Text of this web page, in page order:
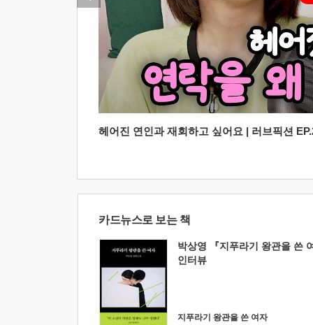
헤어진 연인과 재회하고 싶어요 | 러브픽션
카드뉴스로 보는 책
박상영 『지푸라기 왕관을 쓴
인터뷰
지푸라기 왕관을 쓴 여자